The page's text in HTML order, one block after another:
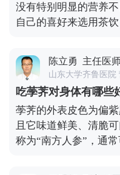
容易造成患者消化不
没有特别明显的营养
自己的喜好来选用茶
物，增强体质，少食
陈立勇 主任医
山东大学齐鲁医院
吃荸荠对身体有哪些
荸荠的外表皮色为偏
且它味道鲜美、清脆
称为“南方人参”，通